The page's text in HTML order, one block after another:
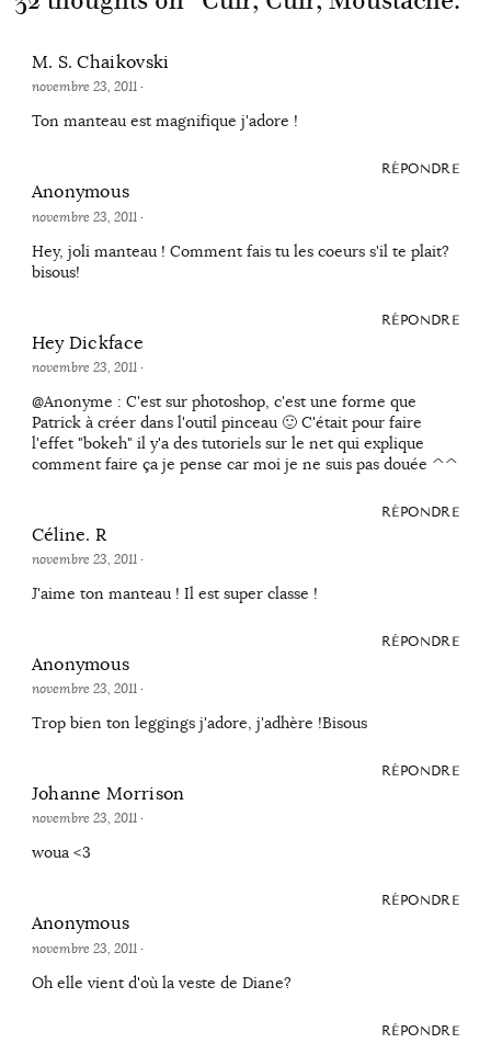
M. S. Chaikovski
novembre 23, 2011·
Ton manteau est magnifique j'adore !
RÉPONDRE
Anonymous
novembre 23, 2011·
Hey, joli manteau ! Comment fais tu les coeurs s'il te plait?
bisous!
RÉPONDRE
Hey Dickface
novembre 23, 2011·
@Anonyme : C'est sur photoshop, c'est une forme que
Patrick à créer dans l'outil pinceau 🙂 C'était pour faire
l'effet "bokeh" il y'a des tutoriels sur le net qui explique
comment faire ça je pense car moi je ne suis pas douée ^^
RÉPONDRE
Céline. R
novembre 23, 2011·
J'aime ton manteau ! Il est super classe !
RÉPONDRE
Anonymous
novembre 23, 2011·
Trop bien ton leggings j'adore, j'adhère !Bisous
RÉPONDRE
Johanne Morrison
novembre 23, 2011·
woua <3
RÉPONDRE
Anonymous
novembre 23, 2011·
Oh elle vient d'où la veste de Diane?
RÉPONDRE